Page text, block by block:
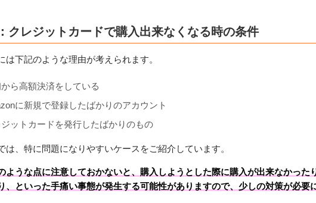
クレジットカードで購入出来なくなる時の条件
は下記のような理由が考えられます。
ら高額決済をしている
に新規で登録したばかりのアカウント
ジットカードを発行したばかりのもの
は、特に問題になりやすいケースをご紹介しています。
ような点に注意しておかないと、購入しようとした際に購入が出来なかっ
、といった手痛い事態が発生する可能性がありますので、少しの対策が必要